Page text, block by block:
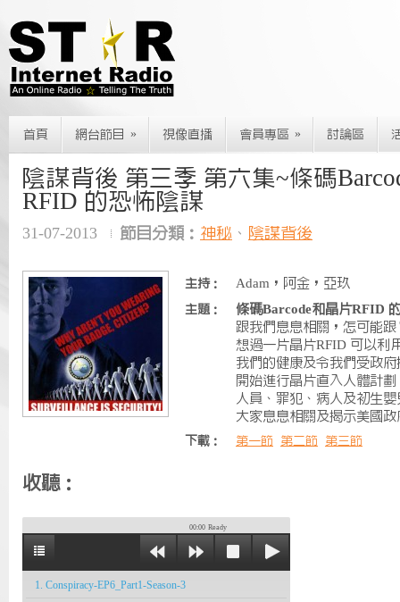
首頁 網台節目 » 視像直播 會員專區 » 討論區
陰謀背後 第三季 第六集~條碼
RFID 的恐怖陰謀
31-07-2013 節目分類： 神秘 、 陰謀背後
主持： Adam，阿金，亞玖
主題：
條碼Barcode和晶片RFID
跟我們息息相關，怎可能
想過一片晶片RFID 可以利
我們的健康及令我們受政
開始進行晶片直入人體計
人員、罪犯、病人及初生
大家息息相關及揭示美國
下載： 第一節 第二節 第三節
收聽：
00:00 Ready
1. Conspiracy-EP6_Part1-Season-3